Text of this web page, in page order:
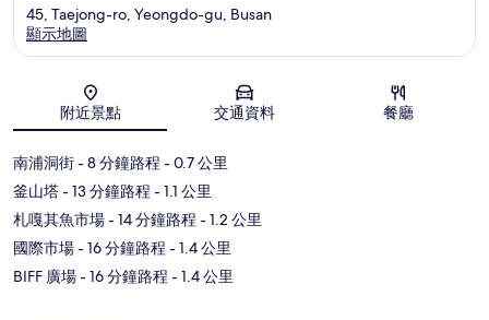
地圖
45, Taejong-ro, Yeongdo-gu, Busan
顯示地圖
附近景點 交通資料 餐廳
南浦洞街- 8 分鐘路程 - 0.7 公里
釜山塔- 13 分鐘路程 - 1.1 公里
札嘎其魚市場- 14 分鐘路程 - 1.2 公里
國際市場- 16 分鐘路程 - 1.4 公里
BIFF 廣場- 16 分鐘路程 - 1.4 公里